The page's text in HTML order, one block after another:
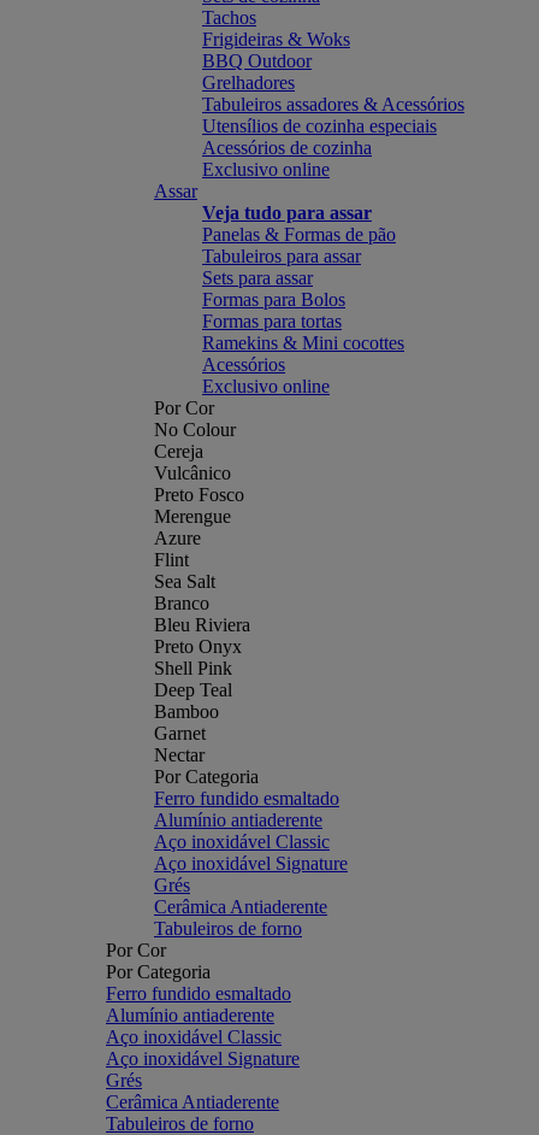
Tachos
Frigideiras & Woks
BBQ Outdoor
Grelhadores
Tabuleiros assadores & Acessórios
Utensílios de cozinha especiais
Acessórios de cozinha
Exclusivo online
Assar
Veja tudo para assar
Panelas & Formas de pão
Tabuleiros para assar
Sets para assar
Formas para Bolos
Formas para tortas
Ramekins & Mini cocottes
Acessórios
Exclusivo online
Por Cor
No Colour
Cereja
Vulcânico
Preto Fosco
Merengue
Azure
Flint
Sea Salt
Branco
Bleu Riviera
Preto Onyx
Shell Pink
Deep Teal
Bamboo
Garnet
Nectar
Por Categoria
Ferro fundido esmaltado
Alumínio antiaderente
Aço inoxidável Classic
Aço inoxidável Signature
Grés
Cerâmica Antiaderente
Tabuleiros de forno
Por Cor
Por Categoria
Ferro fundido esmaltado
Alumínio antiaderente
Aço inoxidável Classic
Aço inoxidável Signature
Grés
Cerâmica Antiaderente
Tabuleiros de forno